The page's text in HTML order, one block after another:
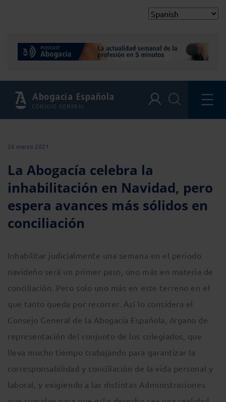
Abogacía Española
CONSEJO GENERAL
26 marzo 2021
La Abogacía celebra la
inhabilitación en Navidad, pero
espera avances más sólidos en
conciliación
Inhabilitar judicialmente una semana en el periodo
navideño será un primer paso, uno más en materia de
conciliación. Pero solo uno más en este terreno en el
que tanto queda por recorrer. Así lo considera el
Consejo General de la Abogacía Española, órgano de
representación del conjunto de los colegiados, que
lleva mucho tiempo trabajando para garantizar la
corresponsabilidad y conciliación de la vida personal y
laboral, y exigiendo a las distintas Administraciones